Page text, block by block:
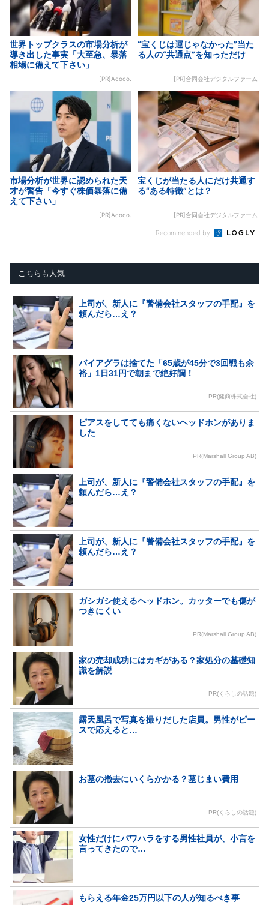
世界トップクラスの市場分析が
導き出した事実「大至急、暴落
相場に備えて下さい」
[PR]Acoco.
“宝くじは運じゃなかった”当た
る人の“共通点”を知っただけ
[PR]合同会社デジタルファーム
市場分析が世界に認められた天
才が警告「今すぐ株価暴落に備
えて下さい」
[PR]Acoco.
宝くじが当たる人にだけ共通す
る“ある特徴”とは？
[PR]合同会社デジタルファーム
Recommended by
こちらも人気
上司が、新人に『警備会社スタッフの手配』を
頼んだら…え？
バイアグラは捨てた「65歳が45分で3回戦も余
裕」1日31円で朝まで絶好調！
PR(健商株式会社)
ピアスをしてても痛くないヘッドホンがありま
した
PR(Marshall Group AB)
上司が、新人に『警備会社スタッフの手配』を
頼んだら…え？
上司が、新人に『警備会社スタッフの手配』を
頼んだら…え？
ガシガシ使えるヘッドホン。カッターでも傷が
つきにくい
PR(Marshall Group AB)
家の売却成功にはカギがある？家処分の基礎知
識を解説
PR(くらしの話題)
露天風呂で写真を撮りだした店員。男性がピー
スで応えると…
お墓の撤去にいくらかかる？墓じまい費用
PR(くらしの話題)
女性だけにパワハラをする男性社員が、小言を
言ってきたので…
もらえる年金25万円以下の人が知るべき事